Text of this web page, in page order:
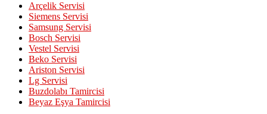
Arçelik Servisi
Siemens Servisi
Samsung Servisi
Bosch Servisi
Vestel Servisi
Beko Servisi
Ariston Servisi
Lg Servisi
Buzdolabı Tamircisi
Beyaz Eşya Tamircisi